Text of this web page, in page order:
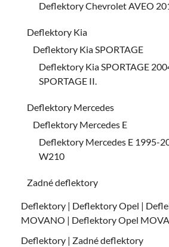
Deflektory Chevrolet AVEO
Deflektory Kia
Deflektory Kia SPORTAGE
Deflektory Kia SPORTAGE
SPORTAGE II.
Deflektory Mercedes
Deflektory Mercedes E
Deflektory Mercedes E 1995-
W210
Zadné deflektory
Deflektory | Deflektory Opel |
MOVANO | Deflektory Opel
Deflektory | Zadné deflektory